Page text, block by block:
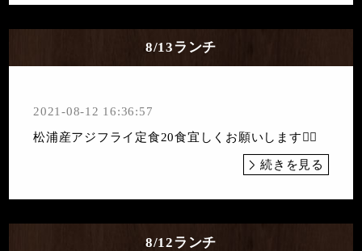
8/13ランチ
2021-08-12 16:36:57
松浦産アジフライ定食20食宜しくお願いします🙇‍♀️
続きを見る
8/12ランチ